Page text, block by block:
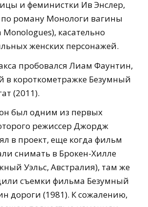
и феминистки Ив Энслер,
по роману Монологи вагины
Monologues), касательно
женских персонажей.
пробовался Лиам Фаунтин,
в короткометражке Безумный
(2011).
был одним из первых
режиссер Джордж
в проект, еще когда фильм
снимать в Брокен-Хилле
Уэльс, Австралия), там же
съемки фильма Безумный
дороги (1981). К сожалению,